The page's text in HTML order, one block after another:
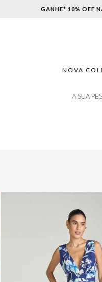
GANHE* 10% OFF
NOVA
A SUA